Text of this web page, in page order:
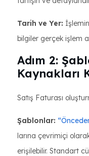
Tarih ve Yer:
bilgiler gerçek işlem
Adım 2:
Kaynakları
Satış Faturası
Şablonlar:
larına çevrimiçi
erişilebilir. Standart